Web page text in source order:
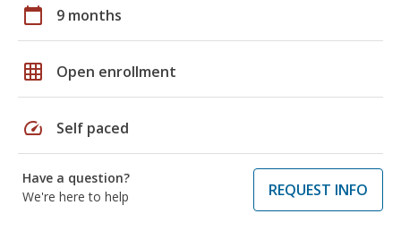
calendar_today 9 months
grid_on Open enrollment
speed Self paced
Have a question?
We're here to help
REQUEST INFO